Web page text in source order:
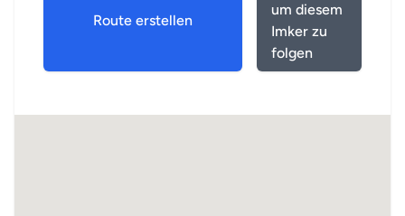
Route erstellen
um diesem
Imker zu
folgen